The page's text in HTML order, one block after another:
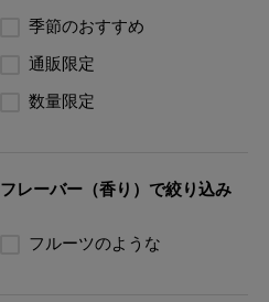
季節のおすすめ
通販限定
数量限定
フレーバー（香り）で絞り込み
フルーツのような